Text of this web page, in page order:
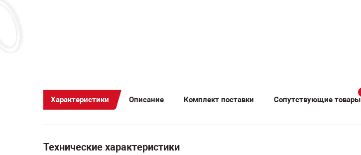
Характеристики Описание Комплект поставки Сопутствующие товары
Технические характеристики